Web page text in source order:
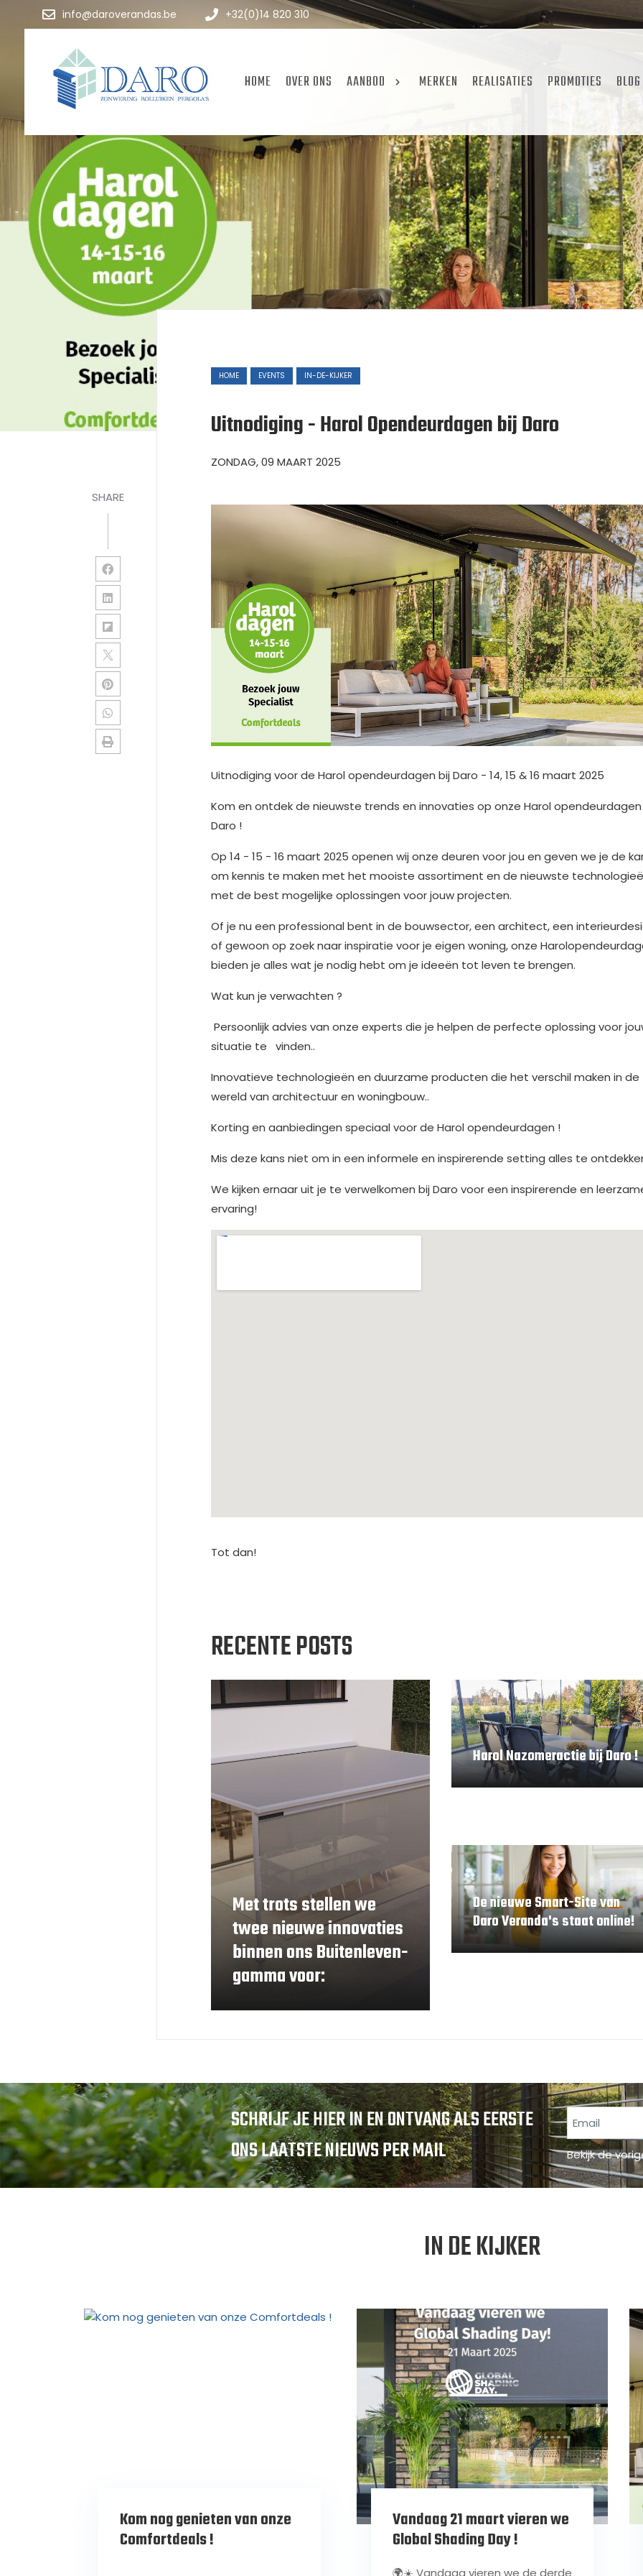
info@daroverandas.be +32(0)14 820 310
HOME OVER ONS AANBOD MERKEN REALISATIES PROMOTIES BLOG
SHARE
HOME EVENTS IN-DE-KIJKER
Uitnodiging - Harol Opendeurdagen bij Daro
ZONDAG, 09 MAART 2025
Uitnodiging voor de Harol opendeurdagen bij Daro - 14, 15 & 16 maart 2025
Kom en ontdek de nieuwste trends en innovaties op onze Harol opendeurdagen
Daro !
Op 14 - 15 - 16 maart 2025 openen wij onze deuren voor jou en geven we je de
om kennis te maken met het mooiste assortiment en de nieuwste
met de best mogelijke oplossingen voor jouw projecten.
Of je nu een professional bent in de bouwsector, een architect, een
of gewoon op zoek naar inspiratie voor je eigen woning, onze
bieden je alles wat je nodig hebt om je ideeën tot leven te brengen.
Wat kun je verwachten ?
Persoonlijk advies van onze experts die je helpen de perfecte oplossing voor
situatie te vinden..
Innovatieve technologieën en duurzame producten die het verschil maken in de
wereld van architectuur en woningbouw..
Korting en aanbiedingen speciaal voor de Harol opendeurdagen !
Mis deze kans niet om in een informele en inspirerende setting alles te
We kijken ernaar uit je te verwelkomen bij Daro voor een inspirerende en
ervaring!
Tot dan!
RECENTE POSTS
Met trots stellen we
twee nieuwe innovaties
binnen ons Buitenleven-
gamma voor:
Harol Nazomeractie bij Daro !
De nieuwe Smart-Site van
Daro Veranda's staat online!
SCHRIJF JE HIER IN EN ONTVANG ALS EERSTE
ONS LAATSTE NIEUWS PER MAIL
Bekijk de
IN DE KIJKER
Kom nog genieten van onze
Comfortdeals !
Vandaag 21 maart vieren we
Global Shading Day !
🌍☀️ Vandaag vieren we de derde